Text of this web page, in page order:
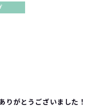
がとうございました！